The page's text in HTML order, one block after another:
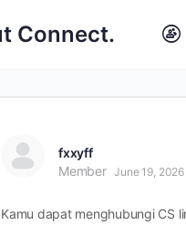
Connect.
fxxyff
Member June 19,
Kamu dapat menghubungi CS